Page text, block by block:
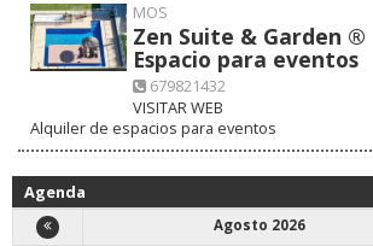
MOS
Zen Suite & Garden ®
Espacio para eventos
679821432
VISITAR WEB
Alquiler de espacios para eventos
Agenda
Agosto 2026